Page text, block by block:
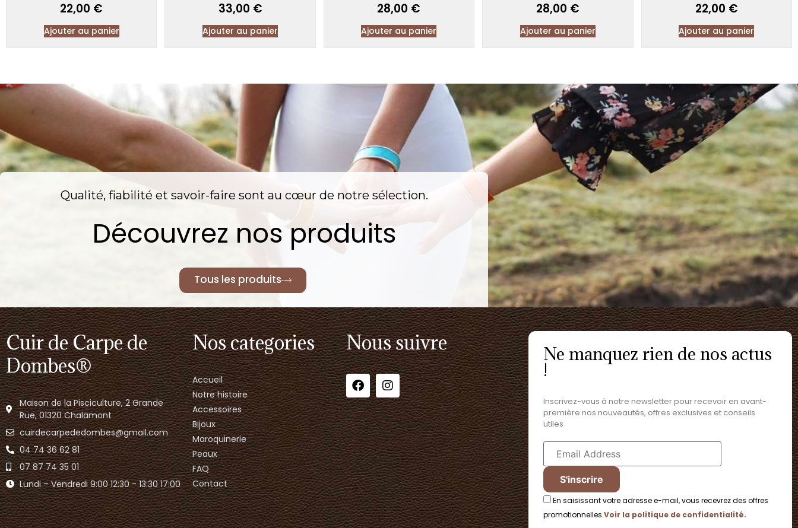
22,00 €
Ajouter au panier
33,00 €
Ajouter au panier
28,00 €
Ajouter au panier
28,00 €
Ajouter au panier
22,00 €
Ajouter au panier
Qualité, fiabilité et savoir-faire sont au cœur de notre sélection.
Découvrez nos produits
Tous les produits
Cuir de Carpe de
Dombes®
Maison de la Pisciculture, 2 Grande
Rue, 01320 Chalamont
cuirdecarpededombes@gmail.com
04 74 36 62 81
07 87 74 35 01
Lundi – Vendredi 9:00 12:30 - 13:30 17:00​
Nos categories
Accueil
Notre histoire
Accessoires
Bijoux
Maroquinerie
Peaux
FAQ
Contact
Nous suivre Ne manquez rien de nos actus
!
Inscrivez-vous à notre newsletter pour recevoir en avant-
première nos nouveautés, offres exclusives et conseils
utiles
En saisissant votre adresse e-mail, vous recevrez des offres
promotionnelles.Voir la politique de confidentialité.